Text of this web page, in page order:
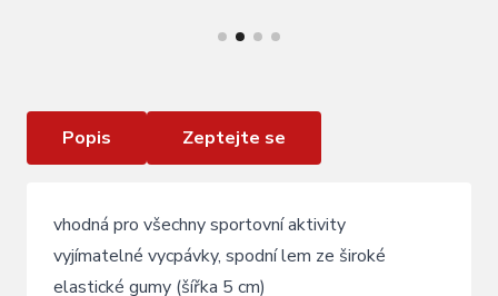
Popis Zeptejte se
vhodná pro všechny sportovní aktivity
vyjímatelné vycpávky, spodní lem ze široké
elastické gumy (šířka 5 cm)